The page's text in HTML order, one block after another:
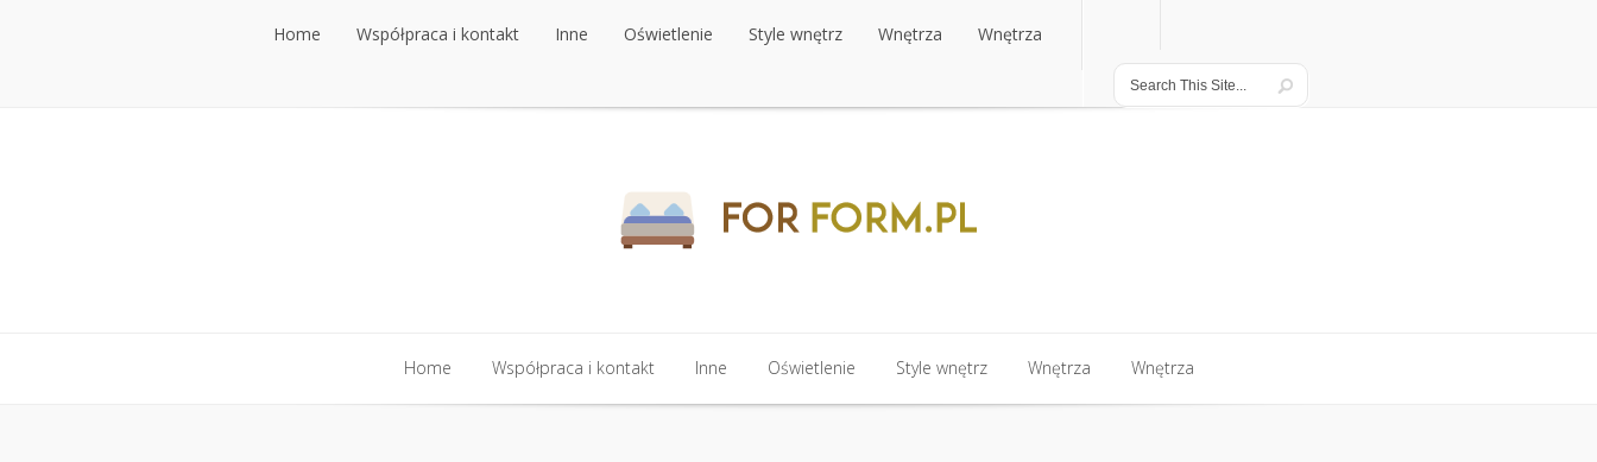
Home Współpraca i kontakt
Współpraca i kontakt
Inne
Inne
Oświetlenie
Oświetlenie
Style wnętrz
Style wnętrz
Wnętrza
Wnętrza
Wnętrza
Wnętrza
Home Współpraca i kontakt Inne Oświetlenie Style wnętrz Wnętrza Wnętrza